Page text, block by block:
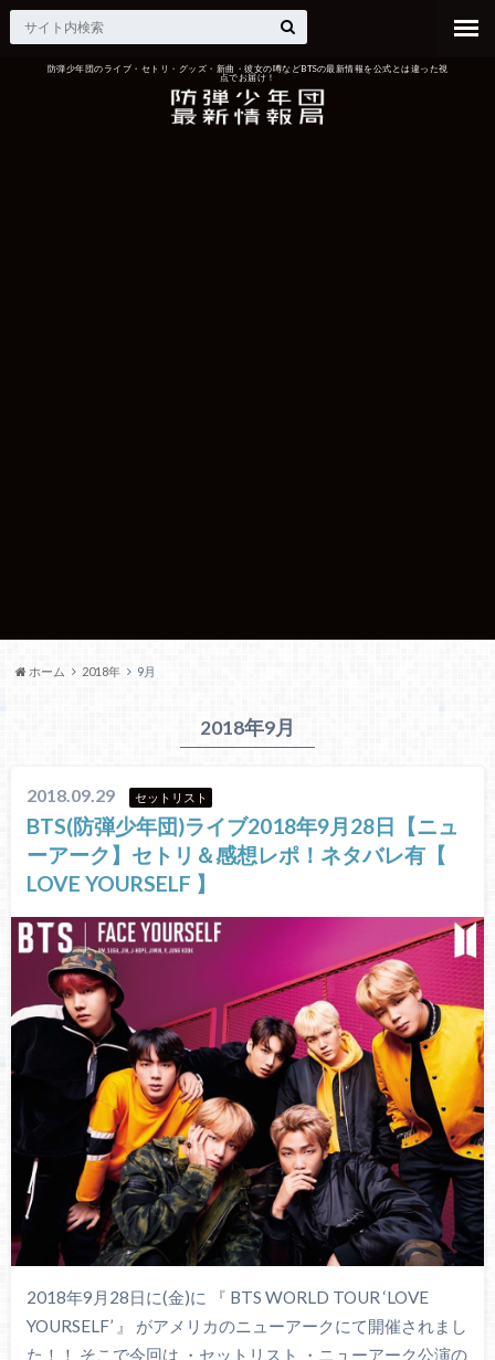
防弾少年団のライブ・セトリ・グッズ・新曲・彼女の噂などBTSの最新情報を公式とは違った視
点でお届け！
ホーム 2018年 9月
2018年9月
2018.09.29 セットリスト
BTS(防弾少年団)ライブ2018年9月28日【ニュ
ーアーク】セトリ＆感想レポ！ネタバレ有【
LOVE YOURSELF 】
2018年9月28日に(金)に 『 BTS WORLD TOUR ‘LOVE
YOURSELF’ 』 がアメリカのニューアークにて開催されまし
た！！ そこで今回は ・セットリスト ・ニューアーク公演の